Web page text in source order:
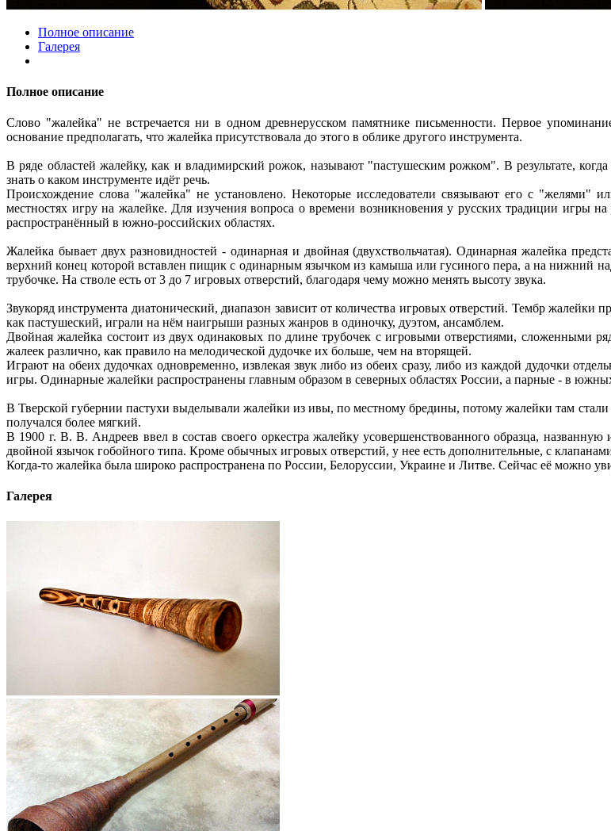
Полное описание
Галерея
Полное описание
Слово "жалейка" не встречается ни в одном древнерусском памятнике письменности. Первое
основание предполагать, что жалейка присутствовала до этого в облике другого инструмента.
В ряде областей жалейку, как и владимирский рожок, называют "пастушеским рожком". В результате,
знать о каком инструменте идёт речь.
Происхождение слова "жалейка" не установлено. Некоторые исследователи связывают его с
местностях игру на жалейке. Для изучения вопроса о времени возникновения у русских традиции игры
распространённый в южно-российских областях.
Жалейка бывает двух разновидностей - одинарная и двойная (двухствольчатая). Одинарная жалейка
верхний конец которой вставлен пищик с одинарным язычком из камыша или гусиного пера, а на нижний
трубочке. На стволе есть от 3 до 7 игровых отверстий, благодаря чему можно менять высоту звука.
Звукоряд инструмента диатонический, диапазон зависит от количества игровых отверстий. Тембр
как пастушеский, играли на нём наигрыши разных жанров в одиночку, дуэтом, ансамблем.
Двойная жалейка состоит из двух одинаковых по длине трубочек с игровыми отверстиями, сложенными
жалеек различно, как правило на мелодической дудочке их больше, чем на вторящей.
Играют на обеих дудочках одновременно, извлекая звук либо из обеих сразу, либо из каждой дудочки
игры. Одинарные жалейки распространены главным образом в северных областях России, а парные - в
В Тверской губернии пастухи выделывали жалейки из ивы, по местному бредины, потому жалейки там стали
получался более мягкий.
В 1900 г. В. В. Андреев ввел в состав своего оркестра жалейку усовершенствованного образца,
двойной язычок гобойного типа. Кроме обычных игровых отверстий, у нее есть дополнительные, с
Когда-то жалейка была широко распространена по России, Белоруссии, Украине и Литве. Сейчас её можно
Галерея